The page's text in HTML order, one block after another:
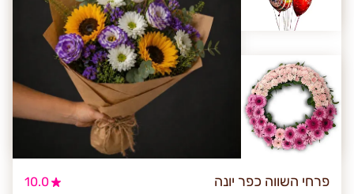
פרחי השווה כפר יונה 10.0